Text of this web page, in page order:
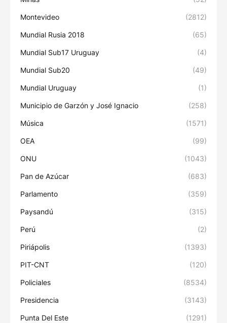
Montevideo (2812)
Mundial Rusia 2018 (65)
Mundial Sub17 Uruguay (4)
Mundial Sub20 (49)
Mundial Uruguay (1)
Municipio de Garzón y José Ignacio (258)
Música (1571)
OEA (99)
ONU (1043)
Pan de Azúcar (683)
Parlamento (359)
Paysandú (315)
Perú (2)
Piriápolis (1393)
PIT-CNT (120)
Policiales (8534)
Presidencia (3143)
Punta Del Este (1291)